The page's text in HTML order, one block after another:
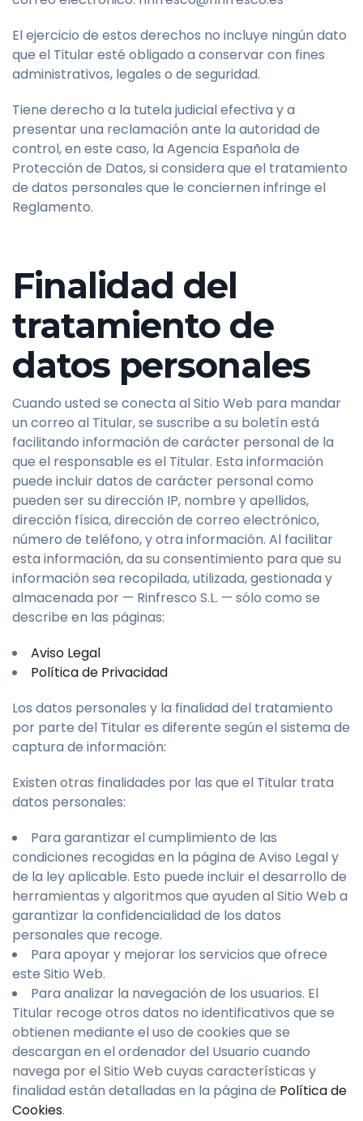
El ejercicio de estos derechos no incluye ningún dato
que el Titular esté obligado a conservar con fines
administrativos, legales o de seguridad.
Tiene derecho a la tutela judicial efectiva y a
presentar una reclamación ante la autoridad de
control, en este caso, la Agencia Española de
Protección de Datos, si considera que el tratamiento
de datos personales que le conciernen infringe el
Reglamento.
Finalidad del
tratamiento de
datos personales
Cuando usted se conecta al Sitio Web para mandar
un correo al Titular, se suscribe a su boletín está
facilitando información de carácter personal de la
que el responsable es el Titular. Esta información
puede incluir datos de carácter personal como
pueden ser su dirección IP, nombre y apellidos,
dirección física, dirección de correo electrónico,
número de teléfono, y otra información. Al facilitar
esta información, da su consentimiento para que su
información sea recopilada, utilizada, gestionada y
almacenada por — Rinfresco S.L. — sólo como se
describe en las páginas:
Aviso Legal
Política de Privacidad
Los datos personales y la finalidad del tratamiento
por parte del Titular es diferente según el sistema de
captura de información:
Existen otras finalidades por las que el Titular trata
datos personales:
Para garantizar el cumplimiento de las
condiciones recogidas en la página de Aviso Legal y
de la ley aplicable. Esto puede incluir el desarrollo de
herramientas y algoritmos que ayuden al Sitio Web a
garantizar la confidencialidad de los datos
personales que recoge.
Para apoyar y mejorar los servicios que ofrece
este Sitio Web.
Para analizar la navegación de los usuarios. El
Titular recoge otros datos no identificativos que se
obtienen mediante el uso de cookies que se
descargan en el ordenador del Usuario cuando
navega por el Sitio Web cuyas características y
finalidad están detalladas en la página de Política de
Cookies.